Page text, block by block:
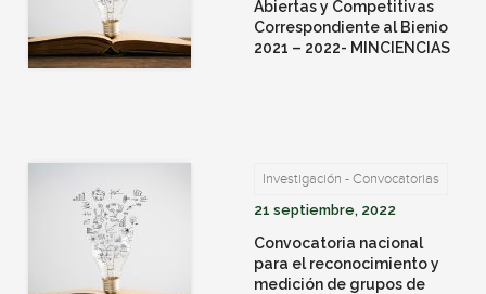
Abiertas y Competitivas
Correspondiente al Bienio
2021 – 2022- MINCIENCIAS
Investigación - Convocatorias
21 septiembre, 2022
Convocatoria nacional
para el reconocimiento y
medición de grupos de